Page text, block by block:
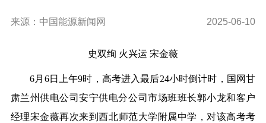
来源：中国能源新闻网 2025-06-10
史双绚 火兴运 宋金薇
6月6日上午9时，高考进入最后24小时倒计时，国网甘
肃兰州供电公司安宁供电分公司市场班班长郭小龙和客户
经理宋金薇再次来到西北师范大学附属中学，对该高考考